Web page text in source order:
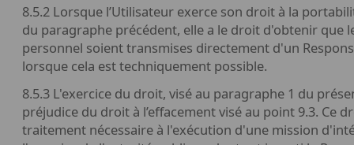
8.5.2 Lorsque l’Utilisateur exerce son droit à la
du paragraphe précédent, elle a le droit d'obtenir que
personnel soient transmises directement d'un
lorsque cela est techniquement possible.
8.5.3 L'exercice du droit, visé au paragraphe 1 du
préjudice du droit à l’effacement visé au point 9.3. Ce
traitement nécessaire à l'exécution d'une mission